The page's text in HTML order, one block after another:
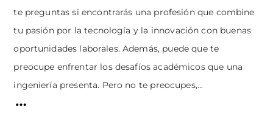
te preguntas si encontrarás una profesión que combine
tu pasión por la tecnología y la innovación con buenas
oportunidades laborales. Además, puede que te
preocupe enfrentar los desafíos académicos que una
ingeniería presenta. Pero no te preocupes,...